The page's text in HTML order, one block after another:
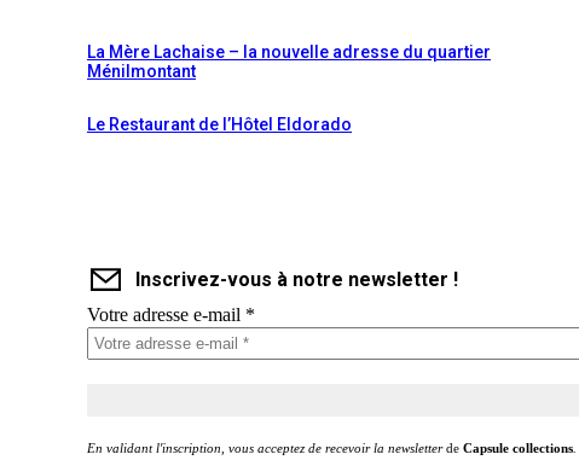
La Mère Lachaise – la nouvelle adresse du quartier
Ménilmontant
Le Restaurant de l’Hôtel Eldorado
Inscrivez-vous à notre newsletter !
Votre adresse e-mail *
En validant l'inscription, vous acceptez de recevoir la newsletterde Capsule collections